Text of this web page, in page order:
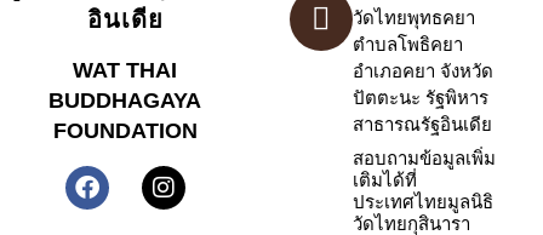
อินเดีย
WAT THAI
BUDDHAGAYA
FOUNDATION
วัดไทยพุทธคยา
ตำบลโพธิคยา
อำเภอคยา จังหวัด
ปัตตะนะ รัฐพิหาร
สาธารณรัฐอินเดีย
สอบถามข้อมูลเพิ่ม
เติมได้ที่
ประเทศไทยมูลนิธิ
วัดไทยกุสินารา